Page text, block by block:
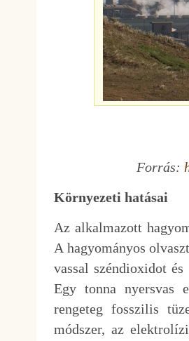
Forrás:
Környezeti hatásai
Az alkalmazott
A hagyományos
vassal széndioxidot
Egy tonna nyersvas
rengeteg fosszilis
módszer, az